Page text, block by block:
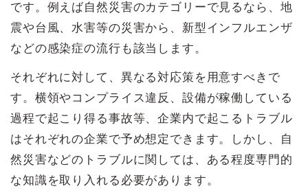
です。例えば自然災害のカテゴリーで見るなら、地
震や台風、水害等の災害から、新型インフルエンザ
などの感染症の流行も該当します。
それぞれに対して、異なる対応策を用意すべきで
す。横領やコンプライス違反、設備が稼働している
過程で起こり得る事故等、企業内で起こるトラブル
はそれぞれの企業で予め想定できます。しかし、自
然災害などのトラブルに関しては、ある程度専門的
な知識を取り入れる必要があります。